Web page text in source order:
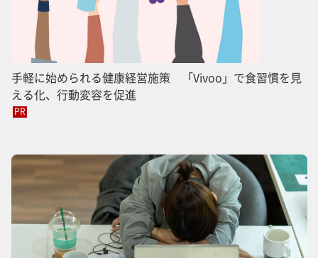
手軽に始められる健康経営施策 「Vivoo」で食習慣を見
える化、行動変容を促進
PR